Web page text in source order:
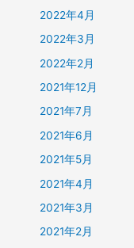
2022年4月
2022年3月
2022年2月
2021年12月
2021年7月
2021年6月
2021年5月
2021年4月
2021年3月
2021年2月